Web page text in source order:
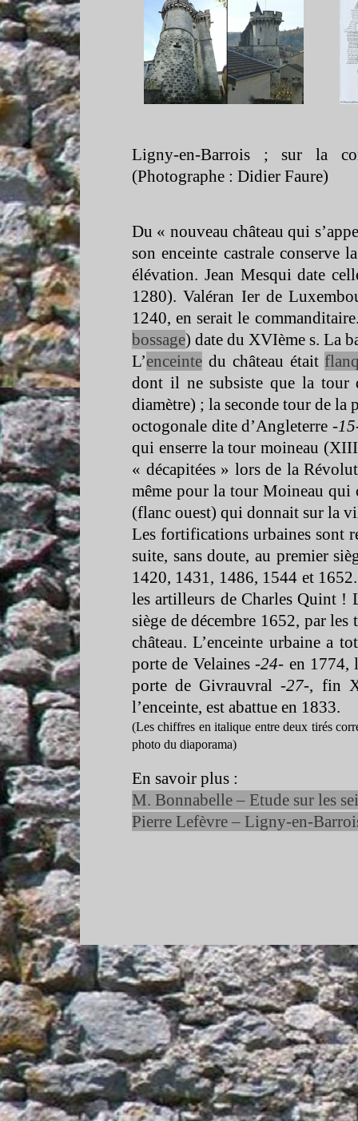
Ligny-en-Barrois ; sur la
(Photographe : Didier Faure)
Du « nouveau château qui
son enceinte castrale conserve
élévation. Jean Mesqui date
1280). Valéran Ier de
1240, en serait le
bossage) date du XVIème s. La
L’enceinte du château était
dont il ne subsiste que la tour
diamètre) ; la seconde tour de la
octogonale dite d’Angleterre -15
qui enserre la tour moineau
« décapitées » lors de la
même pour la tour Moineau qui
(flanc ouest) qui donnait sur la
Les fortifications urbaines sont
suite, sans doute, au premier
1420, 1431, 1486, 1544 et
les artilleurs de Charles Quint !
siège de décembre 1652, par
château. L’enceinte urbaine a
porte de Velaines -24- en 1774,
porte de Givrauvral -27-, fin
l’enceinte, est abattue en 1833.
(Les chiffres en italique entre deux tirés
photo du diaporama)
En savoir plus :
M. Bonnabelle – Etude sur les
Pierre Lefèvre – Ligny-en-